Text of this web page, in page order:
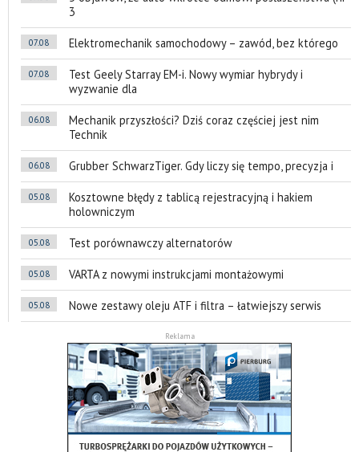
3
07.08 Elektromechanik samochodowy – zawód, bez którego
07.08
Test Geely Starray EM-i. Nowy wymiar hybrydy i
wyzwanie dla
06.08
Mechanik przyszłości? Dziś coraz częściej jest nim
Technik
06.08 Grubber SchwarzTiger. Gdy liczy się tempo, precyzja i
05.08
Kosztowne błędy z tablicą rejestracyjną i hakiem
holowniczym
05.08 Test porównawczy alternatorów
05.08 VARTA z nowymi instrukcjami montażowymi
05.08 Nowe zestawy oleju ATF i filtra – łatwiejszy serwis
Reklama